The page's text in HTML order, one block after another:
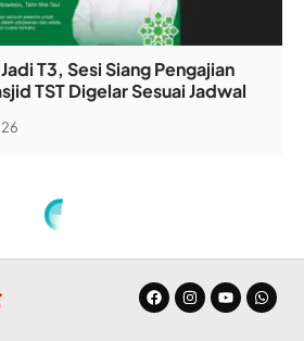
T3, Sesi Siang Pengajian
TST Digelar Sesuai Jadwal
Milad ke-10